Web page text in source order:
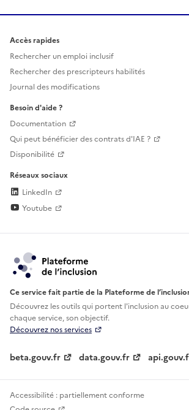
Accès rapides
Rechercher un emploi inclusif
Rechercher des prescripteurs habilités
Journal des modifications
Besoin d'aide ?
Documentation
Qui peut bénéficier des contrats d'IAE ?
Disponibilité
Réseaux sociaux
LinkedIn
Youtube
Ce service fait partie de la Plateforme de
Découvrez les outils qui portent l'inclusion au
chaque service, son objectif.
Découvrez nos services
beta.gouv.fr data.gouv.fr
Accessibilité : partiellement conforme